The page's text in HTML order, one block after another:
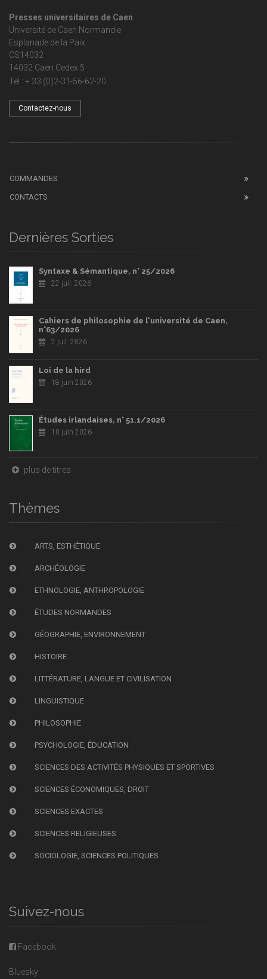
Presses universitaires de Caen
Université de Caen Normandie
Esplanade de la Paix
CS14032
14032 Caen Cedex 5
Tel : + 33 (0)2-31-56-62-20
Contactez-nous
COMMANDES
CONTACTS
Dernières Sorties
Syntaxe & Sémantique, n° 25/2026
22 juil. 2026
Cahiers de philosophie de l'université de Caen,
n°63/2026
2 juil. 2026
Loi de la hird
18 juin 2026
Études irlandaises, n° 51.1/2026
10 juin 2026
plus de titres
Thèmes
ARTS, ESTHÉTIQUE
ARCHÉOLOGIE
ETHNOLOGIE, ANTHROPOLOGIE
ÉTUDES NORMANDES
GÉOGRAPHIE, ENVIRONNEMENT
HISTOIRE
LITTÉRATURE, LANGUE ET CIVILISATION
LINGUISTIQUE
PHILOSOPHIE
PSYCHOLOGIE, ÉDUCATION
SCIENCES DES ACTIVITÉS PHYSIQUES ET SPORTIVES
SCIENCES ÉCONOMIQUES, DROIT
SCIENCES EXACTES
SCIENCES RELIGIEUSES
SOCIOLOGIE, SCIENCES POLITIQUES
Suivez-nous
Facebook
Bluesky